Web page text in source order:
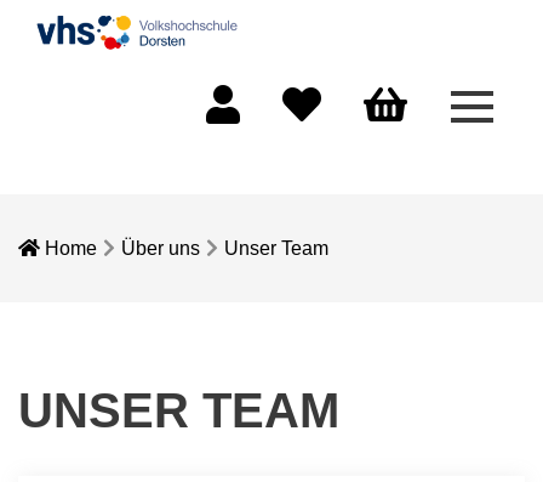
Menü
Home Über uns Unser Team
UNSER TEAM